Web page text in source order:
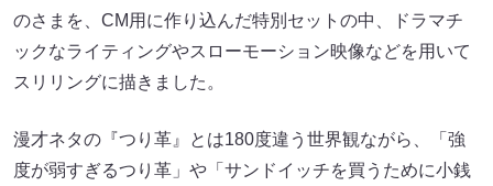
のさまを、CM用に作り込んだ特別セットの中、ドラマチ
ックなライティングやスローモーション映像などを用いて
スリリングに描きました。
漫才ネタの『つり⾰』とは180度違う世界観ながら、「強
度が弱すぎるつり⾰」や「サンドイッチを買うために小銭